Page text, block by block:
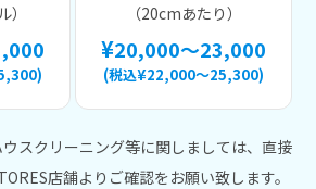
） （20cmあたり）
20,000～23,000
(税込¥22,000～25,300)
スクリーニング等に関しましては、 直接
店舗よりご確認をお願い致します。